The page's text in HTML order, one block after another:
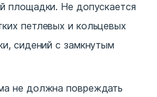
площадки. Не допускается
петлевых и кольцевых
сидений с замкнутым
не должна повреждать